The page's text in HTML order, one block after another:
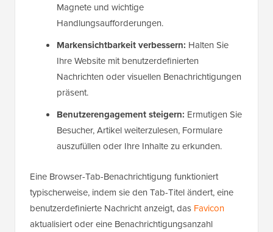
Magnete und wichtige
Handlungsaufforderungen.
Markensichtbarkeit verbessern: Halten Sie
Ihre Website mit benutzerdefinierten
Nachrichten oder visuellen Benachrichtigungen
präsent.
Benutzerengagement steigern: Ermutigen Sie
Besucher, Artikel weiterzulesen, Formulare
auszufüllen oder Ihre Inhalte zu erkunden.
Eine Browser-Tab-Benachrichtigung funktioniert
typischerweise, indem sie den Tab-Titel ändert, eine
benutzerdefinierte Nachricht anzeigt, das Favicon
aktualisiert oder eine Benachrichtigungsanzahl